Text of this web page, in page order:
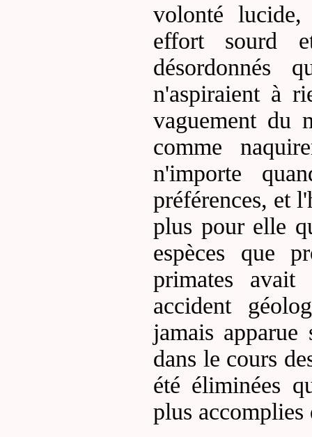
volonté
effort sourd
désordonnés
n'aspiraient à
vaguement du
comme
n'importe
préférences, et
plus pour elle
espèces que
primates avait
accident
jamais
dans le cours
été éliminées
plus accomplies